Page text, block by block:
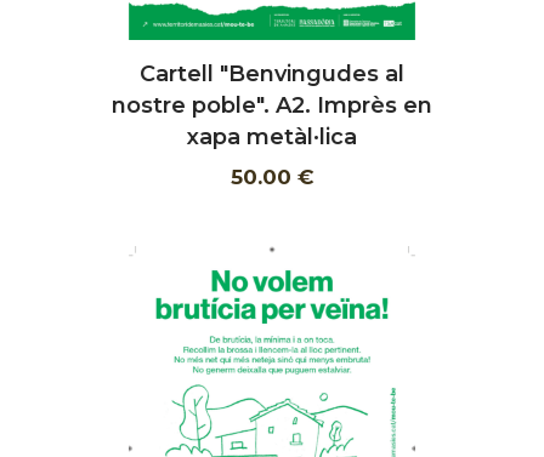
AFEGIR
Cartell "Benvingudes al
nostre poble". A2. Imprès en
xapa metàl·lica
50.00 €